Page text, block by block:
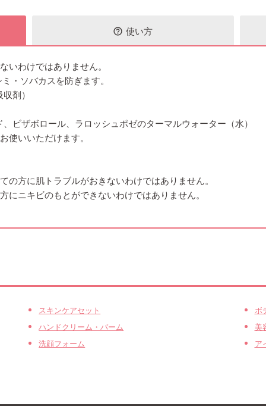
help_outline 使い方
いわけではありません。
・ソバカスを防ぎます。
剤）
ビザボロール、ラロッシュポゼのターマルウォーター（水）
使いいただけます。
方に肌トラブルがおきないわけではありません。
ニキビのもとができないわけではありません。
スキンケアセット
ボ
ハンドクリーム・バーム
美
洗顔フォーム
ア